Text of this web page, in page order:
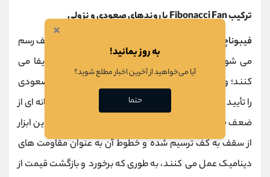
ترکیب Fibonacci Fan با روندهای صعودی و نزولی
فیبوناچی بادبزن
در یک روند صعودی از نقطه کف به سقف رسم
می ‌شود و خطوط مورب آن نقش حمایت‌ های پویا را ایفا می‌
کنند؛ واکنش مثبت قیمت به این سطوح، حفظ ساختار صعودی
را تأیید می ‌کند و شکست قاطع خط 61.8 درصد، اغلب نشانه ‌ای از
ضعف جدی در روند است. در مقابل، در یک روند نزولی، این ابزار
از سقف به کف ترسیم شده و خطوط آن به عنوان مقاومت ‌های
دینامیک عمل می‌ کنند، به ‌طوری که برخورد و بازگشت قیمت از
×
به روز بمانید!
آیا می‌خواهید از آخرین اخبار مطلع شوید؟
حتما